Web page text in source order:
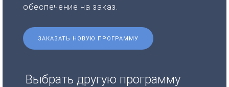
обеспечение на заказ.
ЗАКАЗАТЬ НОВУЮ ПРОГРАММУ
Выбрать другую программу